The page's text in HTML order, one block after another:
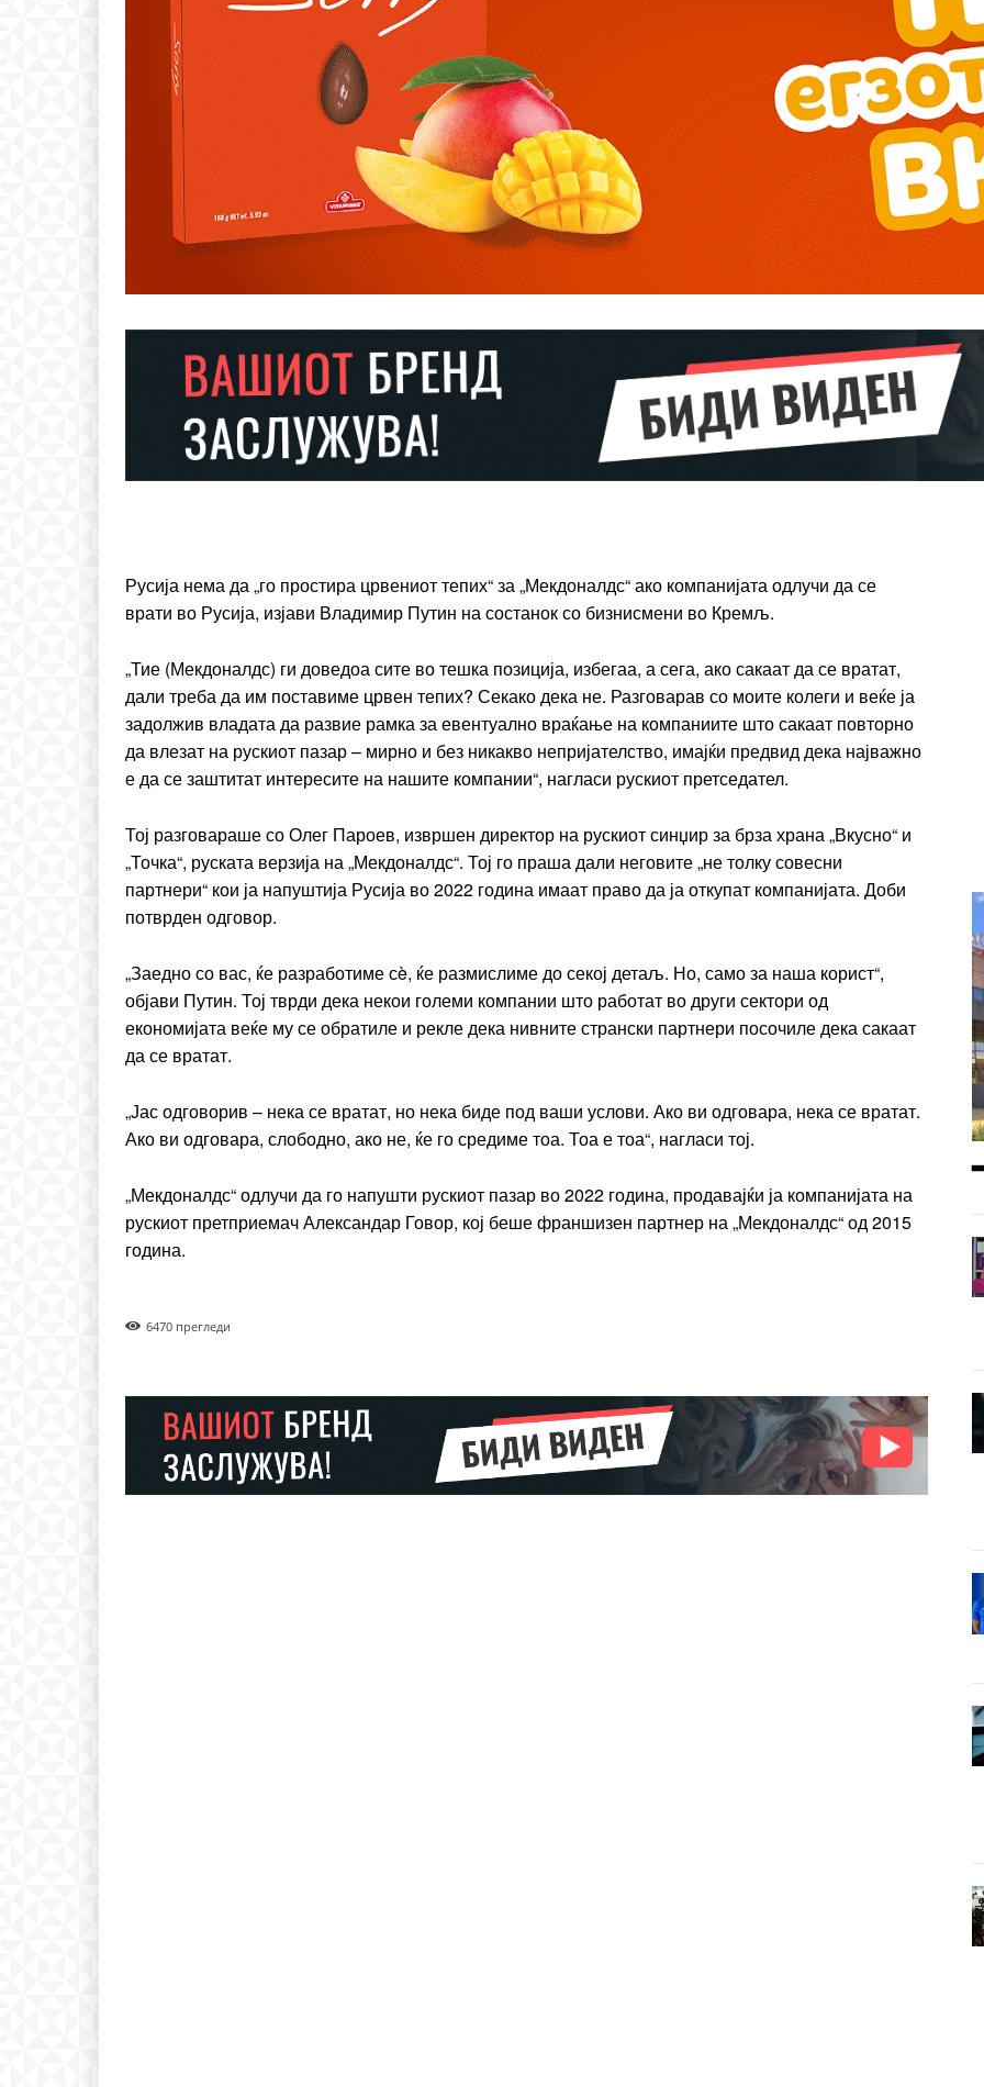
━ pricing plans
Free
бесплатно
Included for free:
Etiam est nibh, lobortis sit
Praesent euismod ac
Ut mollis pellentesque tortor
Nullam eu erat condimentum
Donec quis est ac felis
Pro
$100 / yearplaceholder
Full member access:
Praesent euismod ac
Ut mollis pellentesque tortor
Nullam eu erat condimentum
Donec quis est ac felis
Yearly pricing Monthly
Русија нема да „го простира црвениот тепих“ за „Мекдоналдс“ ако компанијата одлучи да се
врати во Русија, изјави Владимир Путин на состанок со бизнисмени во Кремљ.
„Тие (Мекдоналдс) ги доведоа сите во тешка позиција, избегаа, а сега, ако сакаат да се вратат,
дали треба да им поставиме црвен тепих? Секако дека не. Разговарав со моите колеги и веќе ја
задолжив владата да развие рамка за евентуално враќање на компаниите што сакаат повторно
да влезат на рускиот пазар – мирно и без никакво непријателство, имајќи предвид дека најважно
е да се заштитат интересите на нашите компании“, нагласи рускиот претседател.
Тој разговараше со Олег Пароев, извршен директор на рускиот синџир за брза храна „Вкусно“ и
„Точка“, руската верзија на „Мекдоналдс“. Тој го праша дали неговите „не толку совесни
партнери“ кои ја напуштија Русија во 2022 година имаат право да ја откупат компанијата. Доби
потврден одговор.
„Заедно со вас, ќе разработиме сè, ќе размислиме до секој детаљ. Но, само за наша корист“,
објави Путин. Тој тврди дека некои големи компании што работат во други сектори од
економијата веќе му се обратиле и рекле дека нивните странски партнери посочиле дека сакаат
да се вратат.
„Јас одговорив – нека се вратат, но нека биде под ваши услови. Ако ви одговара, нека се вратат.
Ако ви одговара, слободно, ако не, ќе го средиме тоа. Тоа е тоа“, нагласи тој.
„Мекдоналдс“ одлучи да го напушти рускиот пазар во 2022 година, продавајќи ја компанијата на
рускиот претприемач Александар Говор, кој беше франшизен партнер на „Мекдоналдс“ од 2015
година.
6470 прегледи